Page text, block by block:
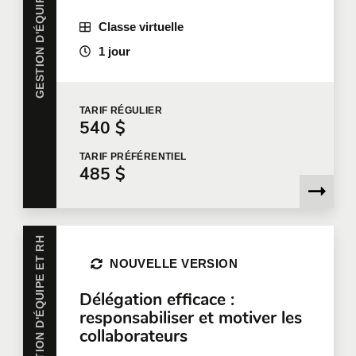
Entreprise
Nombre de participants*
Formation*
Dites-nous en plus
Votre fonction
Classe virtuelle
1 jour
TARIF RÉGULIER
540 $
TARIF PRÉFÉRENTIEL
485 $
GESTION D'ÉQUIPE ET RH Délégation efficace :
responsabiliser et motiver les
collaborateurs
NOUVELLE VERSION